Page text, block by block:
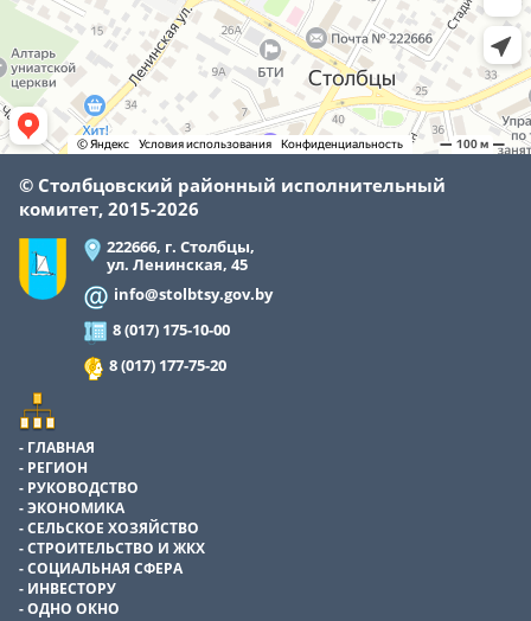
© Cтолбцовский районный исполнительный
комитет, 2015-2026
222666, г. Столбцы,
ул. Ленинская, 45
info@stolbtsy.gov.by
8 (017) 175-10-00
8 (017) 177-75-20
ГЛАВНАЯ
РЕГИОН
РУКОВОДСТВО
ЭКОНОМИКА
СЕЛЬСКОЕ ХОЗЯЙСТВО
СТРОИТЕЛЬСТВО И ЖКХ
СОЦИАЛЬНАЯ СФЕРА
ИНВЕСТОРУ
ОДНО ОКНО